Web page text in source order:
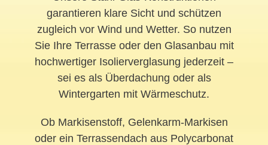
garantieren klare Sicht und schützen
zugleich vor Wind und Wetter. So nutzen
Sie Ihre Terrasse oder den Glasanbau mit
hochwertiger Isolierverglasung jederzeit –
sei es als Überdachung oder als
Wintergarten mit Wärmeschutz.
Ob Markisenstoff, Gelenkarm-Markisen
oder ein Terrassendach aus Polycarbonat